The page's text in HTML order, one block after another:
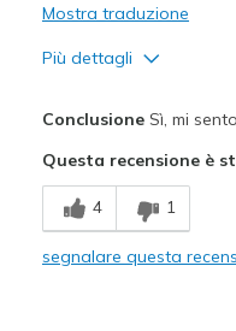
Mostra traduzione
Più dettagli
Comfortable
Stylish
ConclusioneSì, mi
Questa recensione è
4 1
segnalare questa